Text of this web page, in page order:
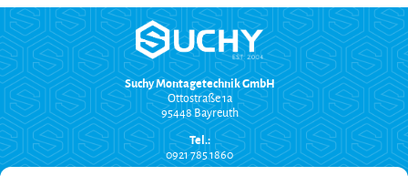
Suchy Montagetechnik GmbH
Ottostraße 1a
95448 Bayreuth
Tel.:
0921 785 1860